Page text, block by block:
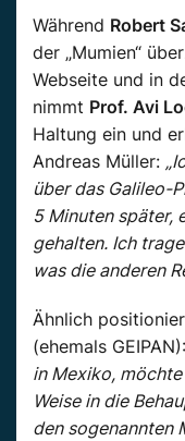
Während Robert
der „Mumien“
Webseite und in
nimmt Prof. Avi
Haltung ein und
Andreas Müller:
über das Galileo-
5 Minuten später,
gehalten. Ich
was die anderen
Ähnlich
(ehemals GEIPAN):
in Mexiko,
Weise in die
den sogenannten